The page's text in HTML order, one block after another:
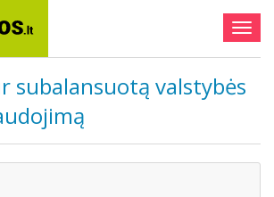
subalansuotą valstybės